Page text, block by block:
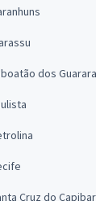
dos
Cruz do